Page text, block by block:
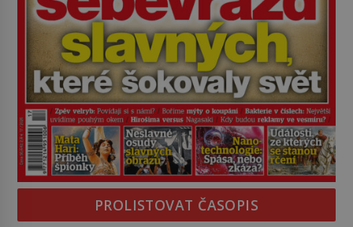
PROLISTOVAT ČASOPIS